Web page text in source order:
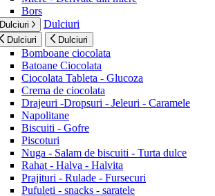
Bors
Dulciuri Dulciuri
Dulciuri Dulciuri
Bomboane ciocolata
Batoane Ciocolata
Ciocolata Tableta - Glucoza
Crema de ciocolata
Drajeuri -Dropsuri - Jeleuri - Caramele
Napolitane
Biscuiti - Gofre
Piscoturi
Nuga - Salam de biscuiti - Turta dulce
Rahat - Halva - Halvita
Prajituri - Rulade - Fursecuri
Pufuleti - snacks - saratele